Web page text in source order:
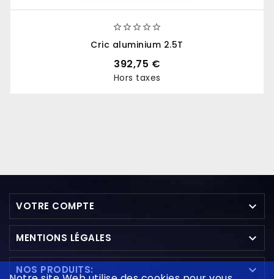

Cric aluminium 2.5T
392,75 €
Hors taxes
VOTRE COMPTE 
MENTIONS LÉGALES 
NOS PRODUITS: 